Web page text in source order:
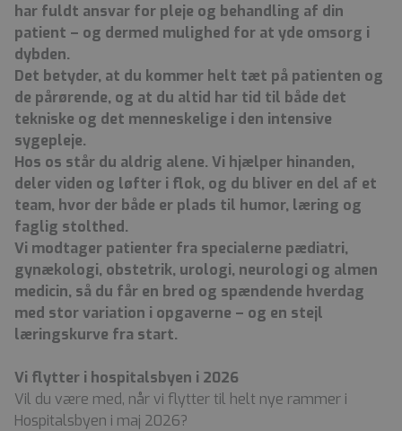
har fuldt ansvar for pleje og behandling af din
patient – og dermed mulighed for at yde omsorg i
dybden.
Det betyder, at du kommer helt tæt på patienten og
de pårørende, og at du altid har tid til både det
tekniske og det menneskelige i den intensive
sygepleje.
Hos os står du aldrig alene. Vi hjælper hinanden,
deler viden og løfter i flok, og du bliver en del af et
team, hvor der både er plads til humor, læring og
faglig stolthed.
Vi modtager patienter fra specialerne pædiatri,
gynækologi, obstetrik, urologi, neurologi og almen
medicin, så du får en bred og spændende hverdag
med stor variation i opgaverne – og en stejl
læringskurve fra start.
Vi flytter i hospitalsbyen i 2026
Vil du være med, når vi flytter til helt nye rammer i
Hospitalsbyen i maj 2026?